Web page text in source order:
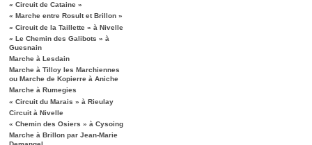
« Circuit de Cataine »
« Marche entre Rosult et Brillon »
« Circuit de la Taillette » à Nivelle
« Le Chemin des Galibots » à
Guesnain
Marche à Lesdain
Marche à Tilloy les Marchiennes
ou Marche de Kopierre à Aniche
Marche à Rumegies
« Circuit du Marais » à Rieulay
Circuit à Nivelle
« Chemin des Osiers » à Cysoing
Marche à Brillon par Jean-Marie